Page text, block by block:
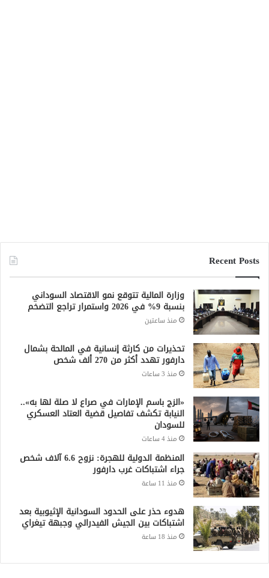
Recent Posts
وزارة المالية تتوقع نمو الاقتصاد السوداني
بنسبة 9% في 2026 واستمرار تراجع التضخم
منذ ساعتين
تحذيرات من كارثة إنسانية في المالحة بشمال
دارفور تهدد أكثر من 270 ألف شخص
منذ 3 ساعات
«الزج باسم الإمارات في صراع لا صلة لها به»..
النيابة تكشف تفاصيل قضية العتاد العسكري
للسودان
منذ 4 ساعات
المنظمة الدولية للهجرة: نزوح 6.6 آلاف شخص
جراء اشتباكات غرب دارفور
منذ 11 ساعة
هدوء حذر على الحدود السودانية الإثيوبية بعد
اشتباكات بين الجيش الفيدرالي وجبهة تيغراي
منذ 18 ساعة